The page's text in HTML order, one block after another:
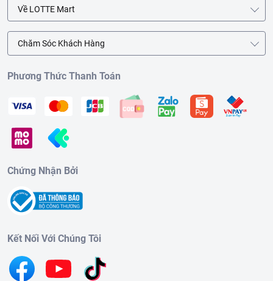
Về LOTTE Mart
Chăm Sóc Khách Hàng
Phương Thức Thanh Toán
Chứng Nhận Bởi
Kết Nối Với Chúng Tôi